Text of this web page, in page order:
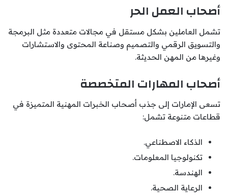
أصحاب العمل الحر
تشمل العاملين بشكل مستقل في مجالات متعددة مثل البرمجة
والتسويق الرقمي والتصميم وصناعة المحتوى والاستشارات
وغيرها من المهن الحديثة.
أصحاب المهارات المتخصصة
تسعى الإمارات إلى جذب أصحاب الخبرات المهنية المتميزة في
قطاعات متنوعة تشمل:
الذكاء الاصطناعي.
تكنولوجيا المعلومات.
الهندسة.
الرعاية الصحية.